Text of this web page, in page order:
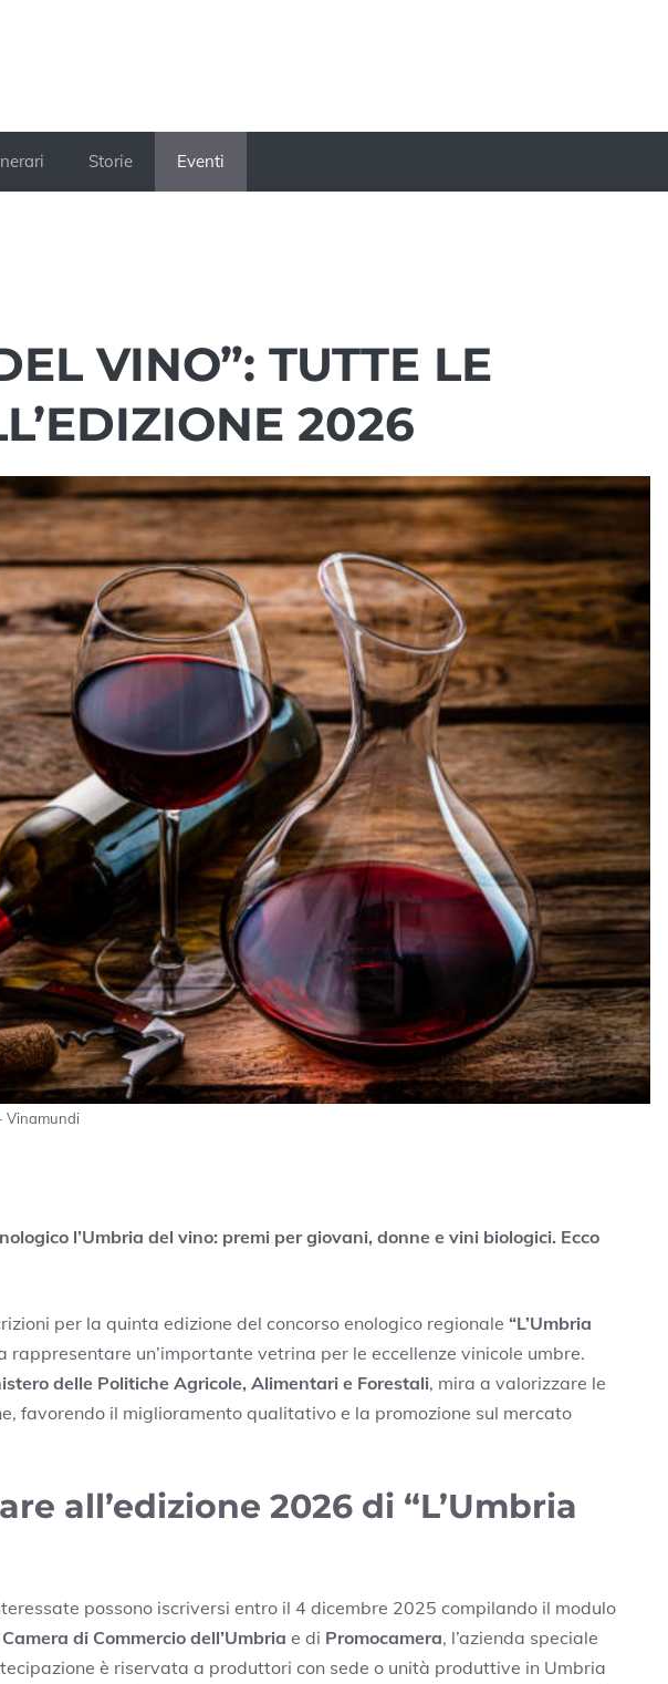
Storie Eventi
VINO”: TUTTE LE
2026
Vinamundi
l’Umbria del vino: premi per giovani, donne e vini biologici. Ecco
per la quinta edizione del concorso enologico regionale “L’Umbria
rappresentare un’importante vetrina per le eccellenze vinicole umbre.
delle Politiche Agricole, Alimentari e Forestali, mira a valorizzare le
favorendo il miglioramento qualitativo e la promozione sul mercato
all’edizione 2026 di “L’Umbria
possono iscriversi entro il 4 dicembre 2025 compilando il modulo
Camera di Commercio dell’Umbria e di Promocamera, l’azienda speciale
è riservata a produttori con sede o unità produttive in Umbria